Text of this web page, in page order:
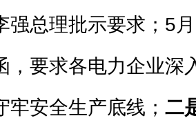
强总理批示要求；5
，要求各电力企业深
牢安全生产底线； 二